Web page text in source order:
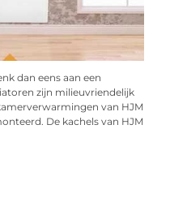
dan eens aan een
zijn milieuvriendelijk
van HJM
De kachels van HJM